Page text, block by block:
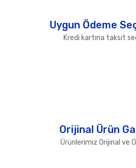
Uygun Ödeme
Kredi kartına taksit
Orijinal Ürün
Ürünlerimiz Orijinal ve